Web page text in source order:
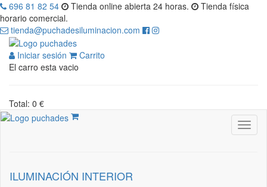
696 81 82 54 Tienda online abierta 24 horas.
Tienda física
horario comercial.
tienda@puchadesiluminacion.com
Iniciar sesión
Carrito
El carro esta vacio
Total: 0 €
ILUMINACIÓN INTERIOR